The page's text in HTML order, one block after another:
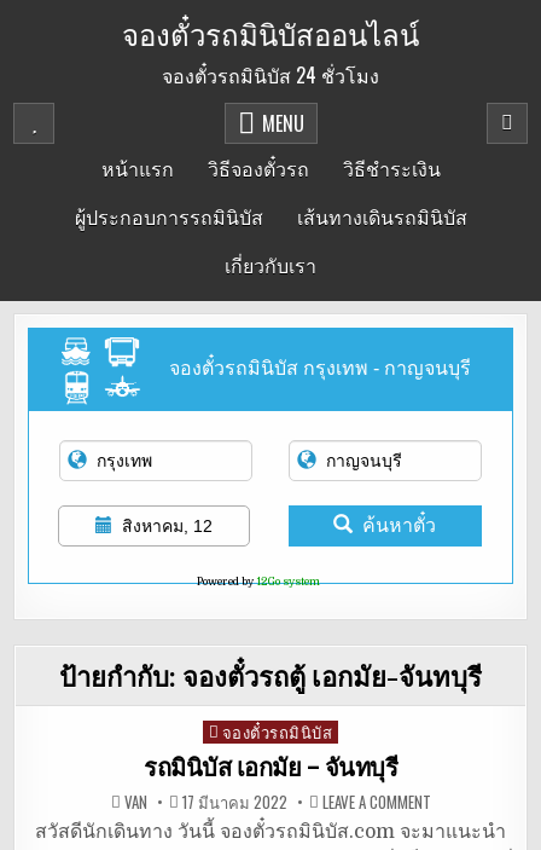
จองตั๋วรถมินิบัสออนไลน์
จองตั๋วรถมินิบัส 24 ชั่วโมง
MENU
หน้าแรก
วิธีจองตั๋วรถ
วิธีชำระเงิน
ผู้ประกอบการรถมินิบัส
เส้นทางเดินรถมินิบัส
เกี่ยวกับเรา
จองตั๋วรถมินิบัส กรุงเทพ - กาญจนบุรี
สิงหาคม, 12 ค้นหาตั๋ว
Powered by12Go system
ป้ายกำกับ: จองตั๋วรถตู้ เอกมัย-จันทบุรี
Posted
in
จองตั๋วรถมินิบัส
รถมินิบัส เอกมัย – จันทบุรี
VAN 17 มีนาคม 2022 LEAVE A COMMENTON
มิ
สวัสดีนักเดินทาง วันนี้ จองตั๋วรถมินิบัส.com จะมาแนะนำ